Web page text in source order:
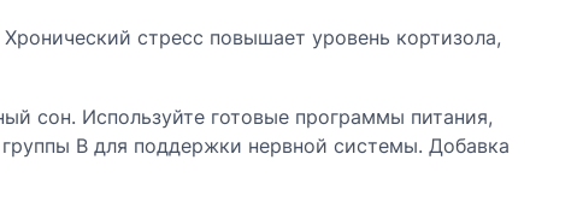
стресс повышает уровень кортизола,
сон. Используйте готовые программы питания,
B для поддержки нервной системы. Добавка